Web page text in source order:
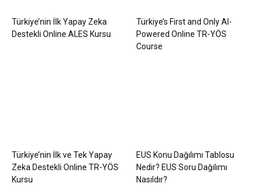
Türkiye’nin İlk Yapay Zeka
Destekli Online ALES Kursu
Türkiye’s First and Only AI-
Powered Online TR-YÖS
Course
Türkiye’nin İlk ve Tek Yapay
Zeka Destekli Online TR-YÖS
Kursu
EUS Konu Dağılımı Tablosu
Nedir? EUS Soru Dağılımı
Nasıldır?